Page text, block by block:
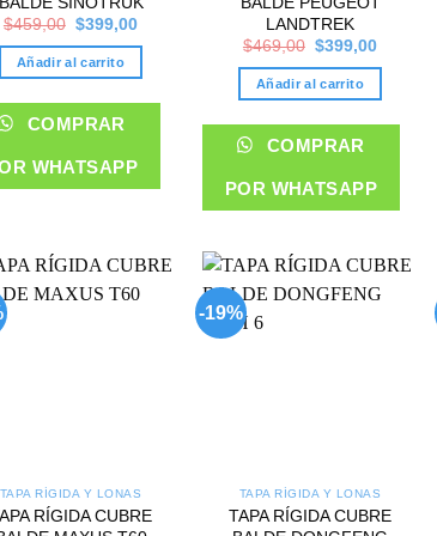
$459,00 Original
was:
$459,00.
$399,00Current
is:
Añadir al carrito
COMPRAR
WHATSAPP
LANDTREK
$469,00 Original
was:
$469,00.
$399,00Current
is:
Añadir al carrito
COMPRAR
POR WHATSAPP
TAPA RÍGIDA Y LONAS
RÍGIDA CUBRE
-19%
TAPA RÍGIDA Y LONAS
TAPA RÍGIDA CUBRE